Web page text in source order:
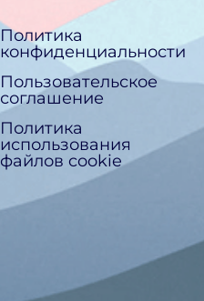
Политика
конфиденциальности
Пользовательское
соглашение
Политика
использования
файлов cookie